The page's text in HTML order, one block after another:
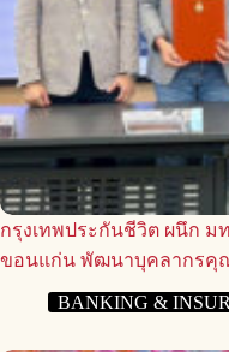
กรุงเทพประกันชีวิต ผนึก ม
ขอนแก่น พัฒนาบุคลากรคุ
BANKING &